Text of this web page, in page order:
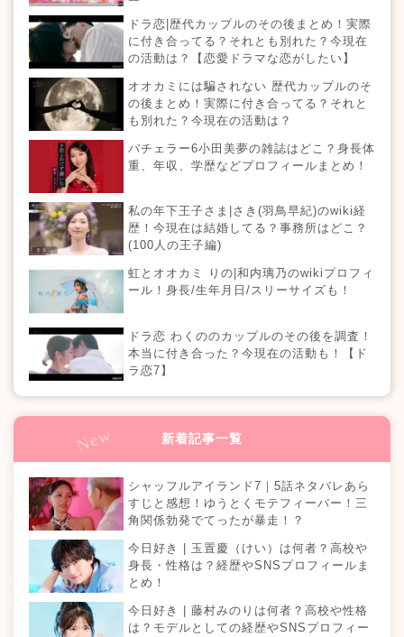
ドラ恋|歴代カップルのその後まとめ！実際
に付き合ってる？それとも別れた？今現在
の活動は？【恋愛ドラマな恋がしたい】
オオカミには騙されない 歴代カップルのそ
の後まとめ！実際に付き合ってる？それと
も別れた？今現在の活動は？
バチェラー6小田美夢の雑誌はどこ？身長体
重、年収、学歴などプロフィールまとめ！
私の年下王子さま|さき(羽鳥早紀)のwiki経
歴！今現在は結婚してる？事務所はどこ？
(100人の王子編)
虹とオオカミ りの|和内璃乃のwikiプロフィ
ール！身長/生年月日/スリーサイズも！
ドラ恋 わくののカップルのその後を調査！
本当に付き合った？今現在の活動も！【ド
ラ恋7】
新着記事一覧
シャッフルアイランド7｜5話ネタバレあら
すじと感想！ゆうとくモテフィーバー！三
角関係勃発でてったが暴走！？
今日好き | 玉置慶（けい）は何者？高校や
身長・性格は？経歴やSNSプロフィールま
とめ！
今日好き | 藤村みのりは何者？高校や性格
は？モデルとしての経歴やSNSプロフィー